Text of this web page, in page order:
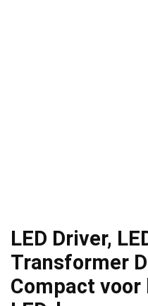
LED Driver,
Transformer
Compact